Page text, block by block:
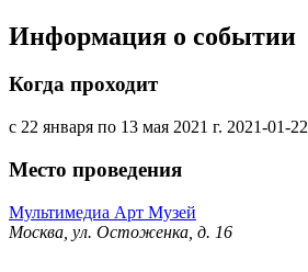
Информация о событии
Когда проходит
с 22 января по 13 мая 2021 г. 2021-01-22
Место проведения
Мультимедиа Арт Музей
Москва, ул. Остоженка, д. 16